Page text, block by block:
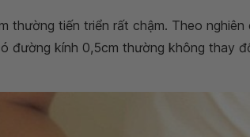
thường tiến triển rất chậm. Theo
đường kính 0,5cm thường không thay